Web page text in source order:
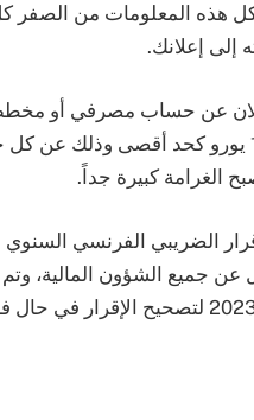
هذه المعلومات من الصفر
إلى إعلانك.
يورو إلى 10000 يورو كحد أقصى
الغرامة كبيرة جداً.
الضريبي الفرنسي